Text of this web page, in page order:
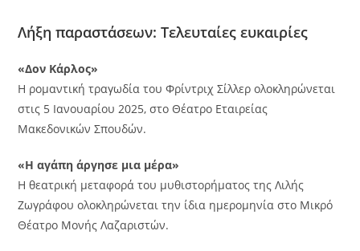
Λήξη παραστάσεων: Τελευταίες ευκαιρίες
«Δον Κάρλος»
Η ρομαντική τραγωδία του Φρίντριχ Σίλλερ ολοκληρώνεται
στις 5 Ιανουαρίου 2025, στο Θέατρο Εταιρείας
Μακεδονικών Σπουδών.
«Η αγάπη άργησε μια μέρα»
Η θεατρική μεταφορά του μυθιστορήματος της Λιλής
Ζωγράφου ολοκληρώνεται την ίδια ημερομηνία στο Μικρό
Θέατρο Μονής Λαζαριστών.